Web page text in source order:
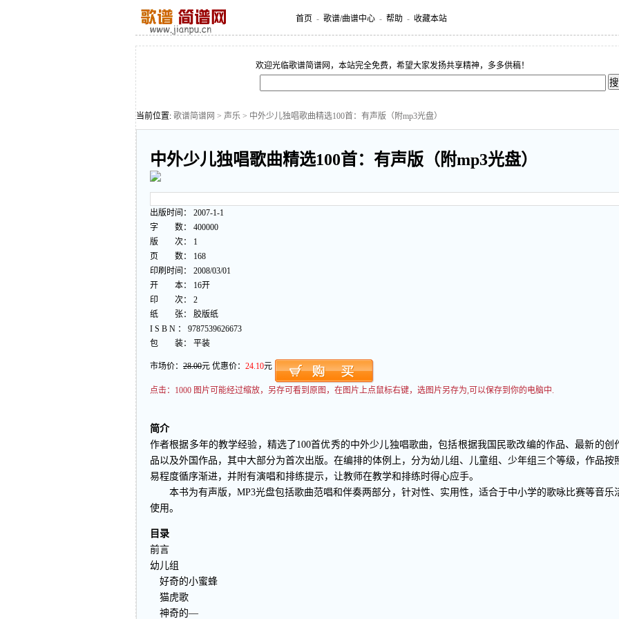
首页 - 歌谱/曲谱中心 - 帮助 - 收藏本站
欢迎光临歌谱简谱网，本站完全免费，希望大家发扬共享精神，多多供稿！
当前位置: 歌谱简谱网 > 声乐 > 中外少儿独唱歌曲精选100首：有声版（附mp3光盘）
中外少儿独唱歌曲精选100首：有声版（附mp3光盘）
出版时间： 2007-1-1
字 数： 400000
版 次： 1
页 数： 168
印刷时间： 2008/03/01
开 本： 16开
印 次： 2
纸 张： 胶版纸
I S B N ： 9787539626673
包 装： 平装
市场价： 28.00元 优惠价： 24.10元
点击： 1000 图片可能经过缩放，另存可看到原图，在图片上点鼠标右键，选图片另存为,可以保存到你的电脑中.
简介
作者根据多年的教学经验，精选了100首优秀的中外少儿独唱歌曲，包括根据我国民歌改编的作品、最新的创
品以及外国作品，其中大部分为首次出版。在编排的体例上，分为幼儿组、儿童组、少年组三个等级，作品按
易程度循序渐进，并附有演唱和排练提示，让教师在教学和排练时得心应手。
本书为有声版，MP3光盘包括歌曲范唱和伴奏两部分，针对性、实用性，适合于中小学的歌咏比赛等音乐
使用。
目录
前言
幼儿组
好奇的小蜜蜂
猫虎歌
神奇的—